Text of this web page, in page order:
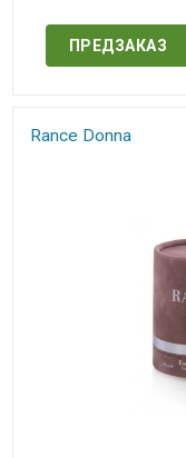
ПРЕДЗАКАЗ
Rance Donna